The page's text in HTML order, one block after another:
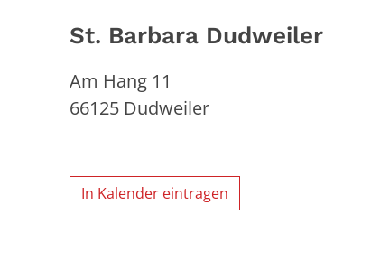
St. Barbara Dudweiler
Am Hang 11
66125 Dudweiler
In Kalender eintragen